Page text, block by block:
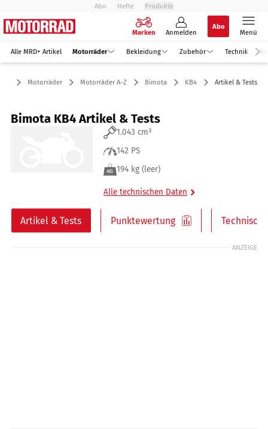
Abo Hefte Produkte
Marken Anmelden
Abo
Menü
Alle MRD+ Artikel Motorräder Bekleidung Zubehör Technik
Motorräder Motorräder A-Z Bimota KB4 Artikel & Tests
Bimota KB4 Artikel & Tests
1.043 cm³
142 PS
194 kg (leer)
Alle technischen Daten
Artikel & Tests Punktewertung
ANZEIGE